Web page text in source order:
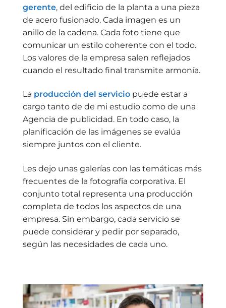
gerente, del edificio de la planta a una pieza
de acero fusionado. Cada imagen es un
anillo de la cadena. Cada foto tiene que
comunicar un estilo coherente con el todo.
Los valores de la empresa salen reflejados
cuando el resultado final transmite armonía.
La producción del servicio puede estar a
cargo tanto de de mi estudio como de una
Agencia de publicidad. En todo caso, la
planificación de las imágenes se evalúa
siempre juntos con el cliente.
Les dejo unas galerías con las temáticas más
frecuentes de la fotografía corporativa. El
conjunto total representa una producción
completa de todos los aspectos de una
empresa. Sin embargo, cada servicio se
puede considerar y pedir por separado,
según las necesidades de cada uno.